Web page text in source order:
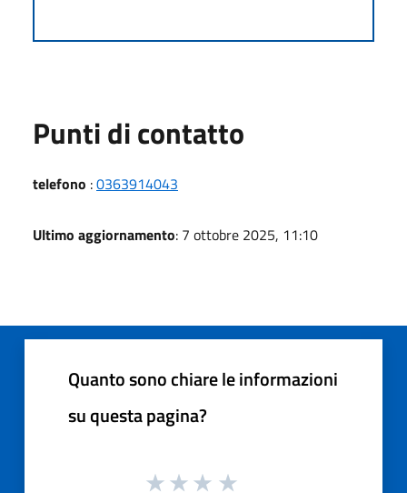
Punti di contatto
telefono :0363914043
Ultimo aggiornamento: 7 ottobre 2025, 11:10
Quanto sono chiare le informazioni
su questa pagina?